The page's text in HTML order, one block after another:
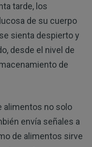
tarde, los
de su cuerpo
sienta despierto y
desde el nivel de
de
alimentos no solo
envía señales a
de alimentos sirve